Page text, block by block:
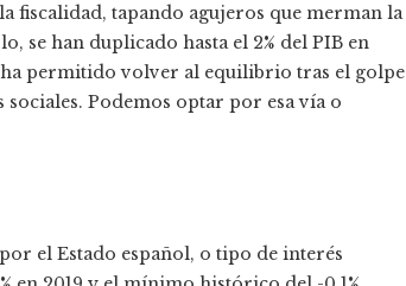
fiscalidad, tapando agujeros que merman la
se han duplicado hasta el 2% del PIB en
permitido volver al equilibrio tras el golpe
Podemos optar por esa vía o
el Estado español, o tipo de interés